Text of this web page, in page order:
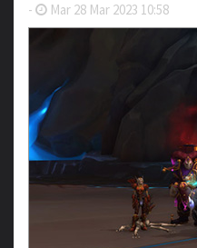
- Mar 28 Mar 2023 10:58